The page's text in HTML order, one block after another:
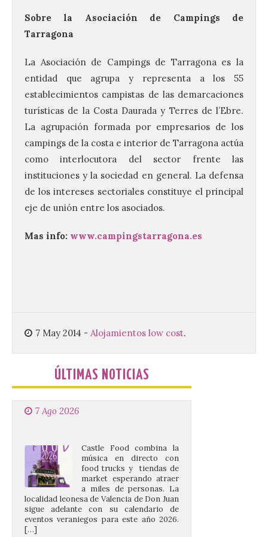
Sobre la Asociación de Campings de
Tarragona
La Asociación de Campings de Tarragona es la
entidad que agrupa y representa a los 55
establecimientos campistas de las demarcaciones
turísticas de la Costa Daurada y Terres de l’Ebre.
La agrupación formada por empresarios de los
campings de la costa e interior de Tarragona actúa
como interlocutora del sector frente las
instituciones y la sociedad en general. La defensa
de los intereses sectoriales constituye el principal
eje de unión entre los asociados.
Mas info: www.campingstarragona.es
7 May 2014 - Alojamientos low cost.
ÚLTIMAS NOTICIAS
Ciclo “Mujeres en la
Historia y la
Peregrinación”, en
Benavides de Órbigo.
7 Ago 2026
Conferencia de Victorina
Alonso, sobre la
peregrinación femenina.
“Va de Monjas”, de José
Fernando Cornejo. Apertura de una doble
Valencia de Don Juan en
7 Ago 2026
market esperando atraer
a miles de personas. La
localidad leonesa de Valencia de Don Juan
sigue adelante con su calendario de
eventos veraniegos para este año 2026.
[…]